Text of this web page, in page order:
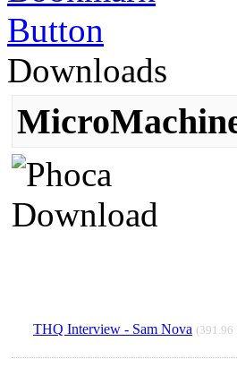
Downloads
THQ Interview - Sam Nova (391.96